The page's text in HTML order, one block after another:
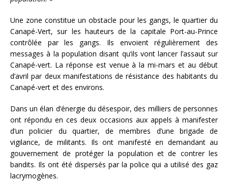
Une zone constitue un obstacle pour les gangs, le quartier du
Canapé-Vert, sur les hauteurs de la capitale Port-au-Prince
contrôlée par les gangs. Ils envoient régulièrement des
messages à la population disant qu’ils vont lancer l’assaut sur
Canapé-vert. La réponse est venue à la mi-mars et au début
d’avril par deux manifestations de résistance des habitants du
Canapé-vert et des environs.
Dans un élan d’énergie du désespoir, des milliers de personnes
ont répondu en ces deux occasions aux appels à manifester
d’un policier du quartier, de membres d’une brigade de
vigilance, de militants. Ils ont manifesté en demandant au
gouvernement de protéger la population et de contrer les
bandits. Ils ont été dispersés par la police qui a utilisé des gaz
lacrymogènes.